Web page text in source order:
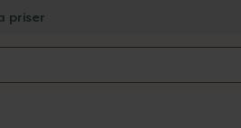
priser